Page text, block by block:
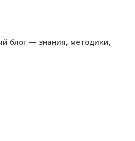
блог — знания, методики,